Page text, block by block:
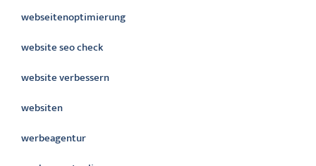
webseitenoptimierung
website seo check
website verbessern
websiten
werbeagentur